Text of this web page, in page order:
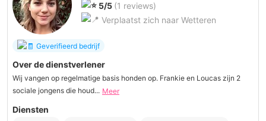
5/5 (1 reviews)
Verplaatst zich naar Wetteren
Geverifieerd bedrijf
Over de dienstverlener
Wij vangen op regelmatige basis honden op. Frankie en Loucas zijn 2
sociale jongens die houd... Meer
Diensten